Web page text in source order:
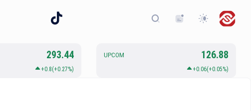
293.44
+0.8(+0.27%)
UPCOM 126.88
+0.06(+0.05%)